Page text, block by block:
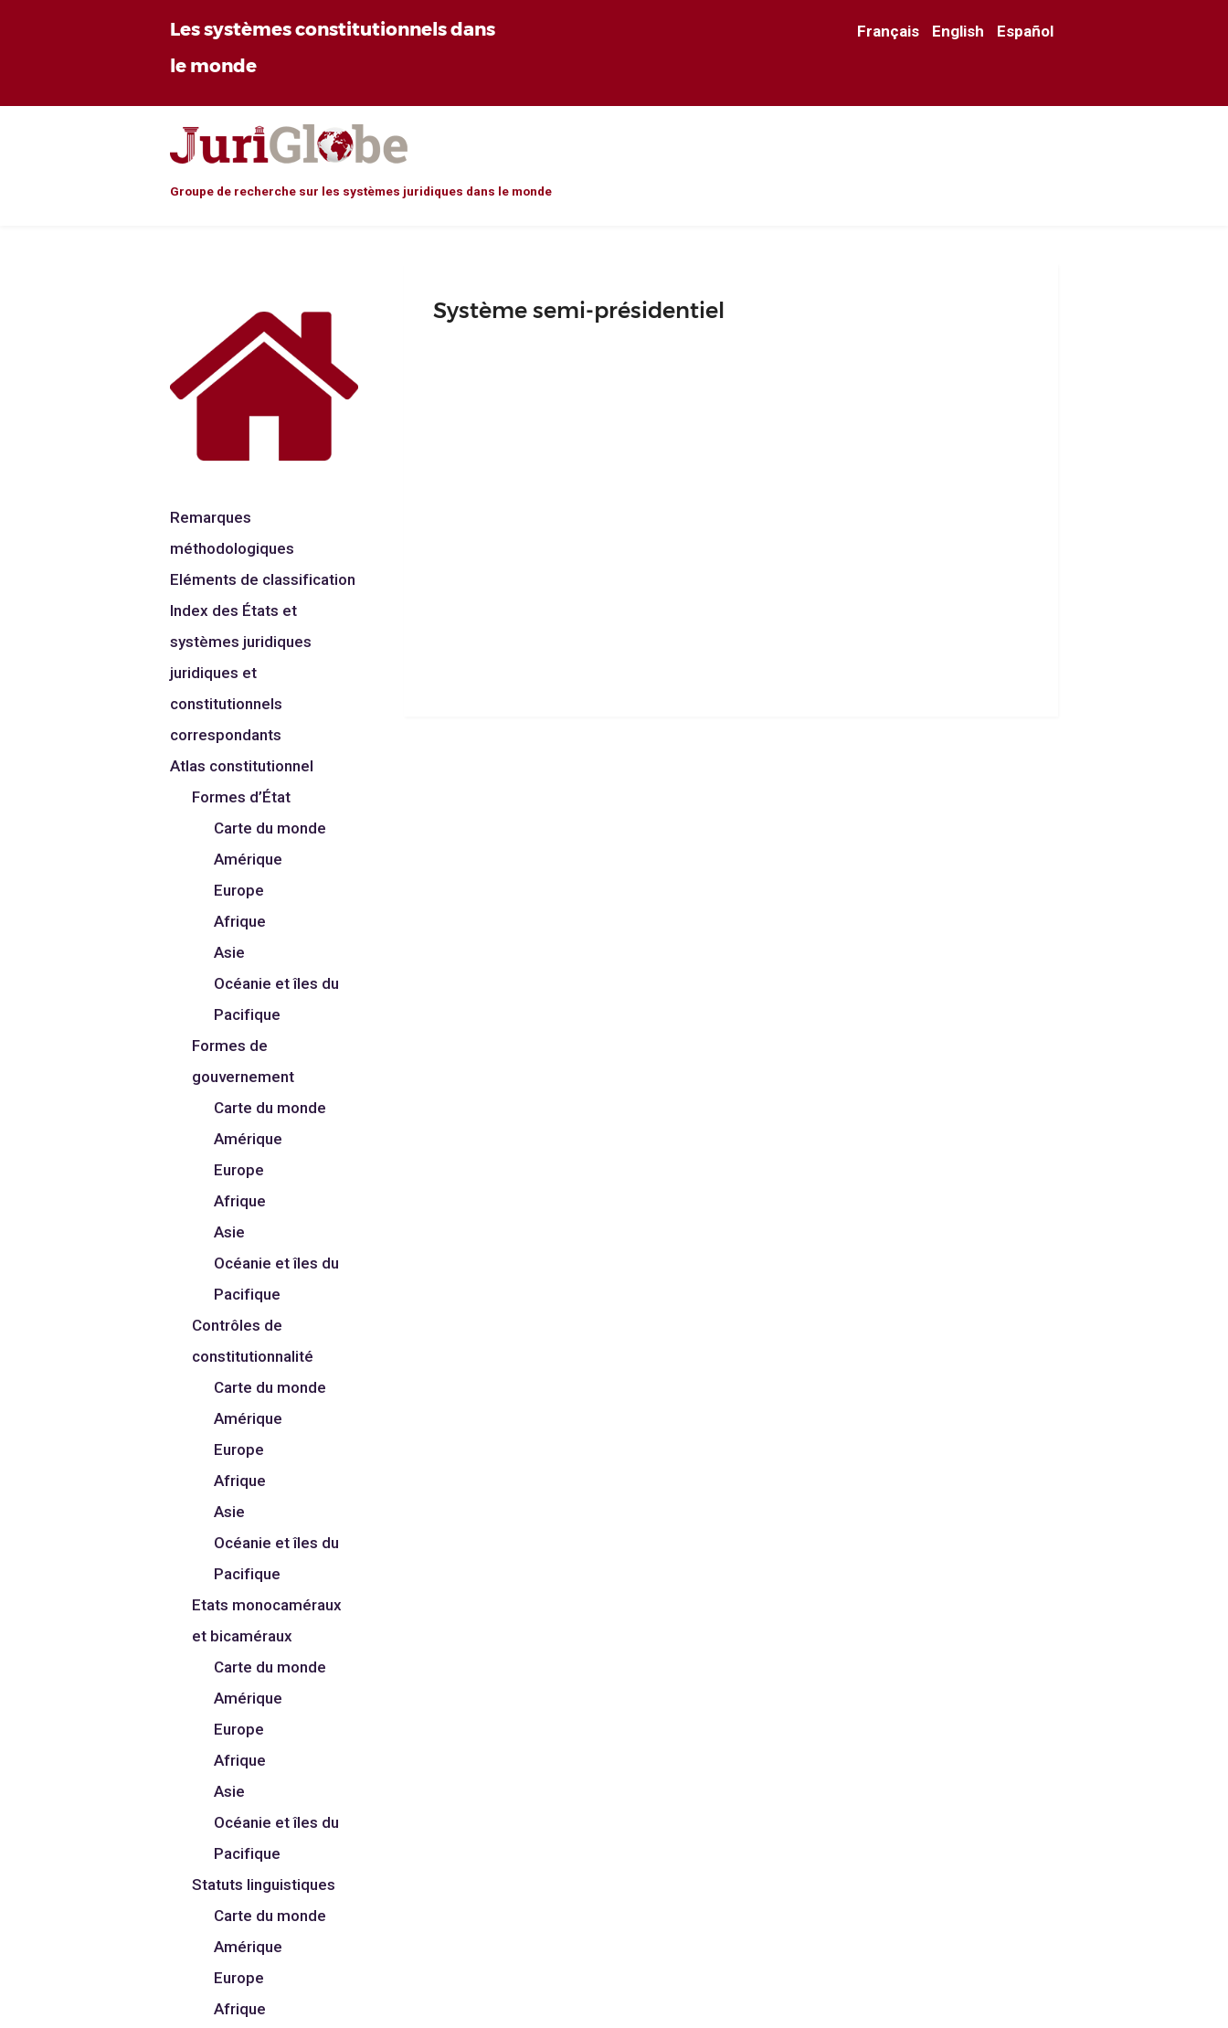
Les systèmes constitutionnels dans
le monde
Français English Español
Groupe de recherche sur les systèmes juridiques dans le monde
Remarques
méthodologiques
Eléments de classification
Index des États et
systèmes juridiques
juridiques et
constitutionnels
correspondants
Atlas constitutionnel
Formes d’État
Carte du monde
Amérique
Europe
Afrique
Asie
Océanie et îles du
Pacifique
Formes de
gouvernement
Carte du monde
Amérique
Europe
Afrique
Asie
Océanie et îles du
Pacifique
Contrôles de
constitutionnalité
Carte du monde
Amérique
Europe
Afrique
Asie
Océanie et îles du
Pacifique
Etats monocaméraux
et bicaméraux
Carte du monde
Amérique
Europe
Afrique
Asie
Océanie et îles du
Pacifique
Statuts linguistiques
Carte du monde
Amérique
Europe
Afrique
Système semi-présidentiel